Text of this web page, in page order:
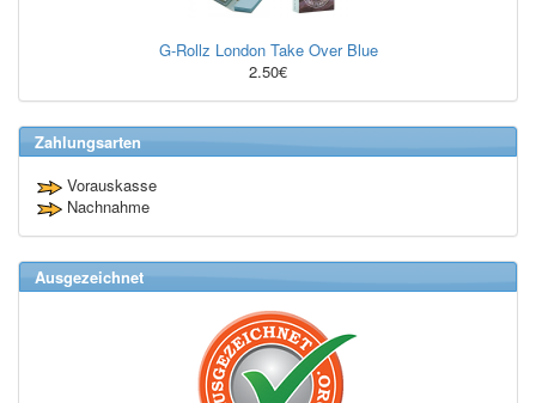
G-Rollz London Take Over Blue
2.50€
Zahlungsarten
Vorauskasse
Nachnahme
Ausgezeichnet